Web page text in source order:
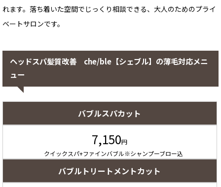
れます。落ち着いた空間でじっくり相談できる、大人のためのプライ
ベートサロンです。
ヘッドスパ髪質改善 che/ble【シェブル】の薄毛対応メニ
ュー
バブルスパカット
7,150円
クイックスパ+ファインバブル※シャンプーブロー込
バブルトリートメントカット